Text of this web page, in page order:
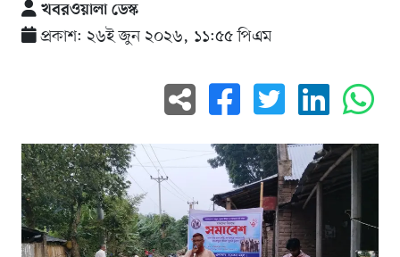
খবরওয়ালা ডেস্ক
প্রকাশ: ২৬ই জুন ২০২৬, ১১:৫৫ পিএম